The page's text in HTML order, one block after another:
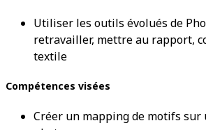
Utiliser les outils évolués de
retravailler, mettre au rapport,
textile
Compétences visées
Créer un mapping de motifs